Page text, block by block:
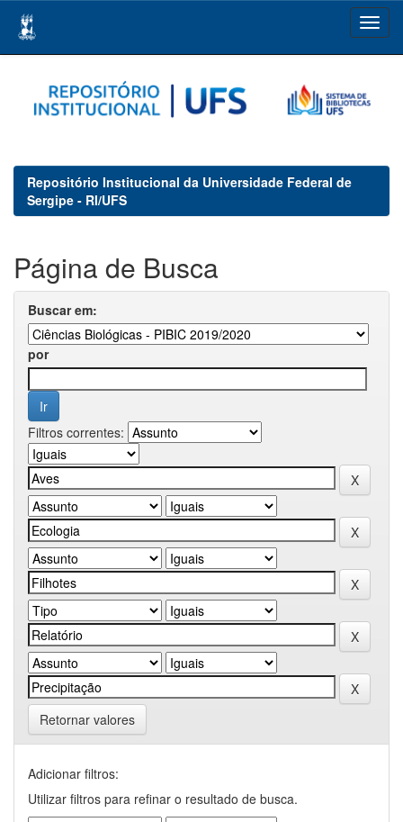
navigation
Repositório Institucional da Universidade Federal de
Sergipe - RI/UFS
Página de Busca
Buscar em:
por
Filtros correntes:
Retornar valores
Adicionar filtros:
Utilizar filtros para refinar o resultado de busca.